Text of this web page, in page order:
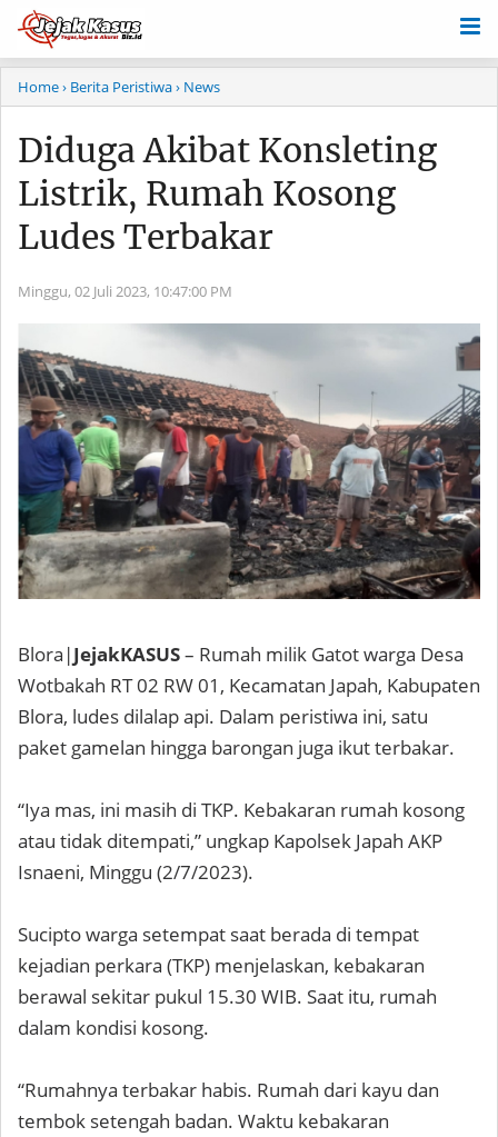
Home› Berita Peristiwa› News
Diduga Akibat Konsleting
Listrik, Rumah Kosong
Ludes Terbakar
Minggu, 02 Juli 2023, 10:47:00 PM
Blora|JejakKASUS– Rumah milik Gatot warga Desa
Wotbakah RT 02 RW 01, Kecamatan Japah, Kabupaten
Blora, ludes dilalap api. Dalam peristiwa ini, satu
paket gamelan hingga barongan juga ikut terbakar.
“Iya mas, ini masih di TKP. Kebakaran rumah kosong
atau tidak ditempati,” ungkap Kapolsek Japah AKP
Isnaeni, Minggu (2/7/2023).
Sucipto warga setempat saat berada di tempat
kejadian perkara (TKP) menjelaskan, kebakaran
berawal sekitar pukul 15.30 WIB. Saat itu, rumah
dalam kondisi kosong.
“Rumahnya terbakar habis. Rumah dari kayu dan
tembok setengah badan. Waktu kebakaran